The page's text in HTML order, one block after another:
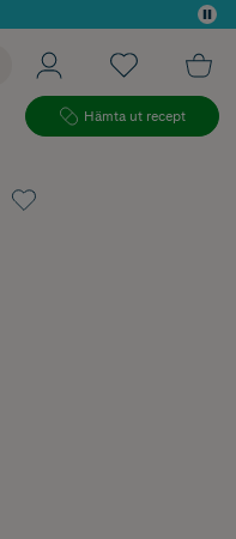
Hämta ut recept